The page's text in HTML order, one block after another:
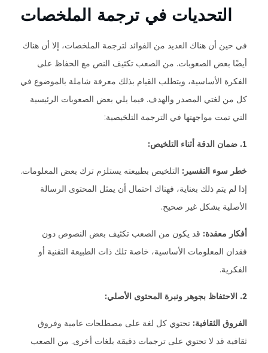
التحديات في ترجمة الملخصات
في حين أن هناك العديد من الفوائد لترجمة الملخصات، إلا أن هناك
أيضًا بعض الصعوبات. من الصعب تكثيف النص مع الحفاظ على
الفكرة الأساسية، ويتطلب القيام بذلك معرفة شاملة بالموضوع في
كل من لغتي المصدر والهدف. فيما يلي بعض الصعوبات الرئيسية
التي تمت مواجهتها في الترجمة التلخيصية:
1. ضمان الدقة أثناء التلخيص:
خطر سوء التفسير: التلخيص بطبيعته يستلزم ترك بعض المعلومات.
إذا لم يتم ذلك بعناية، فهناك احتمال أن يمثل المحتوى الرسالة
الأصلية بشكل غير صحيح.
أفكار معقدة: قد يكون من الصعب تكثيف بعض النصوص دون
فقدان المعلومات الأساسية، خاصة تلك ذات الطبيعة التقنية أو
الفكرية.
2. الاحتفاظ بجوهر ونبرة المحتوى الأصلي:
الفروق الثقافية: تحتوي كل لغة على مصطلحات عامية وفروق
ثقافية قد لا تحتوي على ترجمات دقيقة بلغات أخرى. من الصعب